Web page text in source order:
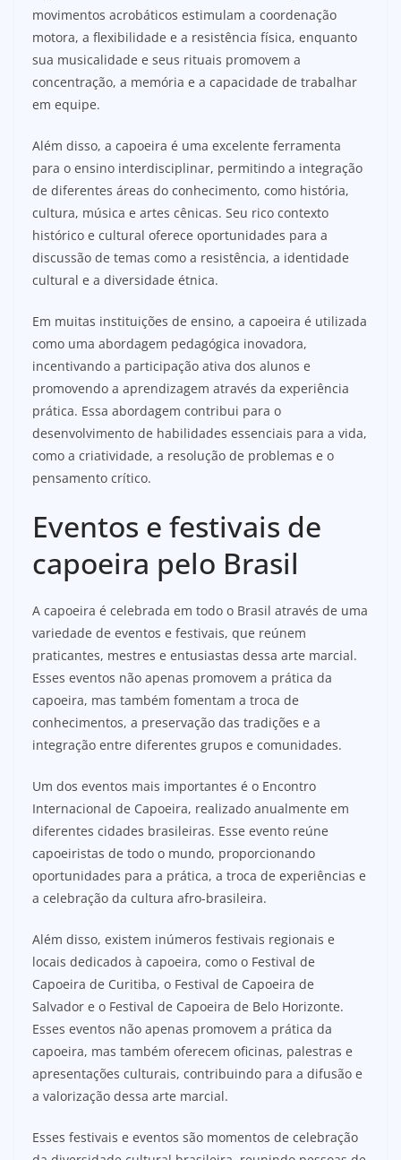
movimentos acrobáticos estimulam a coordenação
motora, a flexibilidade e a resistência física, enquanto
sua musicalidade e seus rituais promovem a
concentração, a memória e a capacidade de trabalhar
em equipe.
Além disso, a capoeira é uma excelente ferramenta
para o ensino interdisciplinar, permitindo a integração
de diferentes áreas do conhecimento, como história,
cultura, música e artes cênicas. Seu rico contexto
histórico e cultural oferece oportunidades para a
discussão de temas como a resistência, a identidade
cultural e a diversidade étnica.
Em muitas instituições de ensino, a capoeira é utilizada
como uma abordagem pedagógica inovadora,
incentivando a participação ativa dos alunos e
promovendo a aprendizagem através da experiência
prática. Essa abordagem contribui para o
desenvolvimento de habilidades essenciais para a vida,
como a criatividade, a resolução de problemas e o
pensamento crítico.
Eventos e festivais de
capoeira pelo Brasil
A capoeira é celebrada em todo o Brasil através de uma
variedade de eventos e festivais, que reúnem
praticantes, mestres e entusiastas dessa arte marcial.
Esses eventos não apenas promovem a prática da
capoeira, mas também fomentam a troca de
conhecimentos, a preservação das tradições e a
integração entre diferentes grupos e comunidades.
Um dos eventos mais importantes é o Encontro
Internacional de Capoeira, realizado anualmente em
diferentes cidades brasileiras. Esse evento reúne
capoeiristas de todo o mundo, proporcionando
oportunidades para a prática, a troca de experiências e
a celebração da cultura afro-brasileira.
Além disso, existem inúmeros festivais regionais e
locais dedicados à capoeira, como o Festival de
Capoeira de Curitiba, o Festival de Capoeira de
Salvador e o Festival de Capoeira de Belo Horizonte.
Esses eventos não apenas promovem a prática da
capoeira, mas também oferecem oficinas, palestras e
apresentações culturais, contribuindo para a difusão e
a valorização dessa arte marcial.
Esses festivais e eventos são momentos de celebração